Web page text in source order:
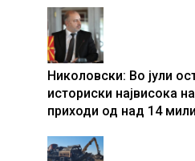
центри за податоци
Николовски: Во јули
историски највисока
приходи од над 14
резултати